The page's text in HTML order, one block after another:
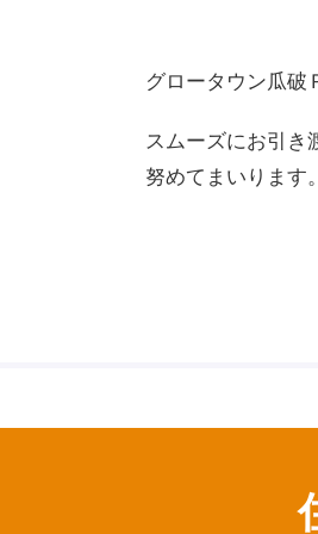
グロータウン瓜
スムーズにお引き
努めてまいります。